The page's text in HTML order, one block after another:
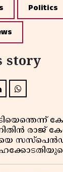
Politics
story
രാജ്
സസ്പെൻഡ്